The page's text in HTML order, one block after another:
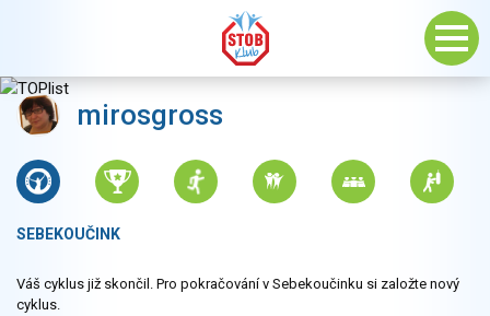
mirosgross
SEBEKOUČINK
Váš cyklus již skončil. Pro pokračování v Sebekoučinku si založte nový
cyklus.